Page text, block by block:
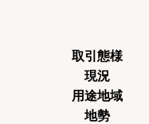
取引態様
現況
用途地域
地勢